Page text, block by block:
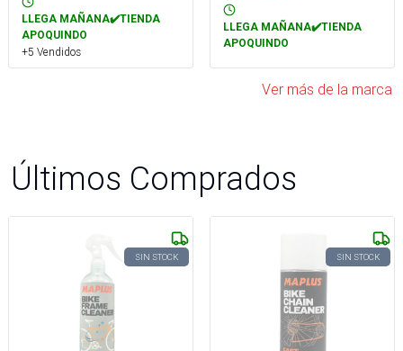
LLEGA MAÑANA✔️TIENDA
APOQUINDO
+5 Vendidos
LLEGA MAÑANA✔️TIENDA
APOQUINDO
Ver más de la marca
Últimos Comprados
SIN STOCK SIN STOCK